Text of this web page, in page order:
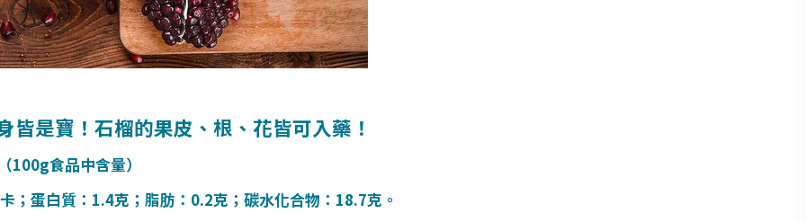
皆是寶！石榴的果皮、根、花皆可入藥！
100g食品中含量）
；蛋白質：1.4克；脂肪：0.2克；碳水化合物：18.7克。